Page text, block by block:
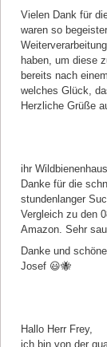
Vielen Dank für
waren so
haben, um diese
bereits nach
welches Glück,
Herzliche Grüße
ihr
Danke für die
stundenlanger
Vergleich zu den
Amazon. Sehr
Danke und
Josef 😃🐝
Hallo Herr Frey,
ich bin von der